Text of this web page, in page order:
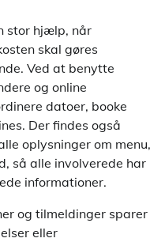
stor hjælp, når
skal gøres
Ved at benytte
og online
datoer, booke
Der findes også
oplysninger om menu,
så alle involverede har
informationer.
og tilmeldinger sparer
eller